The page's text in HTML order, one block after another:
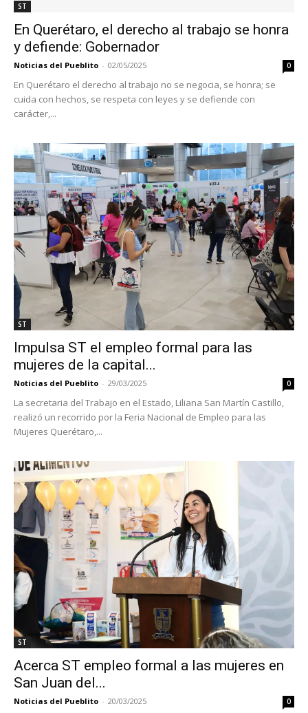
ST
En Querétaro, el derecho al trabajo se honra
y defiende: Gobernador
Noticias del Pueblito - 02/05/2025 0
En Querétaro el derecho al trabajo no se negocia, se honra; se
cuida con hechos, se respeta con leyes y se defiende con
carácter,...
ST
Impulsa ST el empleo formal para las
mujeres de la capital...
Noticias del Pueblito - 29/03/2025 0
La secretaria del Trabajo en el Estado, Liliana San Martín Castillo,
realizó un recorrido por la Feria Nacional de Empleo para las
Mujeres Querétaro,...
ST
Acerca ST empleo formal a las mujeres en
San Juan del...
Noticias del Pueblito - 20/03/2025 0